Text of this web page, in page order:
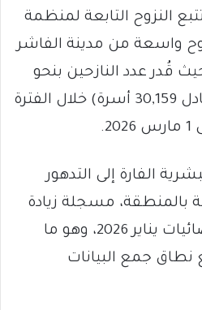
النزوح التابعة لمنظمة
واسعة من مدينة الفاشر
قُدر عدد النازحين بنحو
138,194 شخصاً (ما يعادل 30,159 أسرة) خلال الفترة
الفارة إلى التدهور
بالمنطقة، مسجلة زيادة
بنسبة 9% مقارنة بإحصائيات يناير 2026، وهو ما
نطاق جمع البيانات